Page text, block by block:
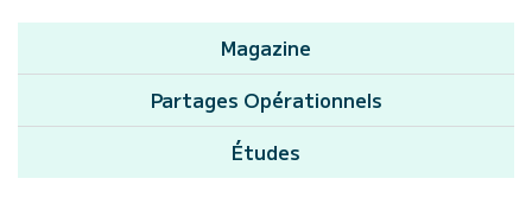
Magazine
Partages Opérationnels
Études